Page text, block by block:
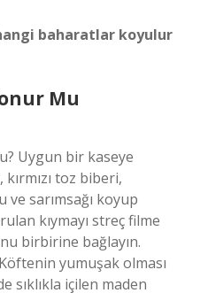
baharatlar koyulur
Mu
Uygun bir kaseye
kırmızı toz biberi,
sarımsağı koyup
kıymayı streç filme
birbirine bağlayın.
yumuşak olması
sıklıkla içilen maden